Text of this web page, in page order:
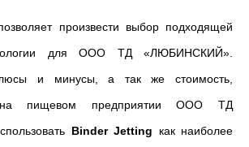
произвести выбор подходящей
для ООО ТД «ЛЮБИНСКИЙ».
и минусы, а так же стоимость,
на пищевом предприятии ООО ТД
Binder Jetting как наиболее